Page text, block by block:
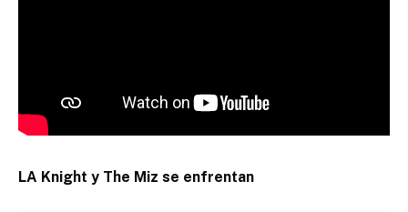
LA Knight y The Miz se enfrentan